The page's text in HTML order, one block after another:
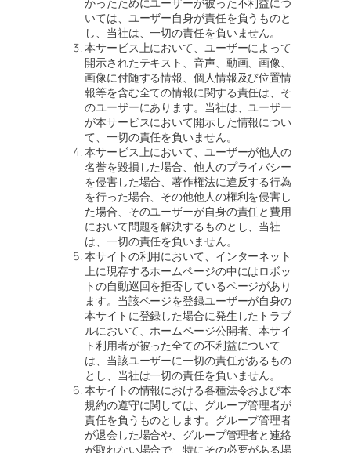
いては、ユーザー自身が責任を負うものと
し、当社は、一切の責任を負いません。
本サービス上において、ユーザーによって
開示されたテキスト、音声、動画、画像、
画像に付随する情報、個人情報及び位置情
報等を含む全ての情報に関する責任は、そ
のユーザーにあります。当社は、ユーザー
が本サービスにおいて開示した情報につい
て、一切の責任を負いません。
本サービス上において、ユーザーが他人の
名誉を毀損した場合、他人のプライバシー
を侵害した場合、著作権法に違反する行為
を行った場合、その他他人の権利を侵害し
た場合、そのユーザーが自身の責任と費用
において問題を解決するものとし、当社
は、一切の責任を負いません。
本サイトの利用において、インターネット
上に現存するホームページの中にはロボッ
トの自動巡回を拒否しているページがあり
ます。当該ページを登録ユーザーが自身の
本サイトに登録した場合に発生したトラブ
ルにおいて、ホームページ公開者、本サイ
ト利用者が被った全ての不利益について
は、当該ユーザーに一切の責任があるもの
とし、当社は一切の責任を負いません。
本サイトの情報における各種法令および本
規約の遵守に関しては、グループ管理者が
責任を負うものとします。グループ管理者
が退会した場合や、グループ管理者と連絡
が取れない場合で、特にその必要がある場